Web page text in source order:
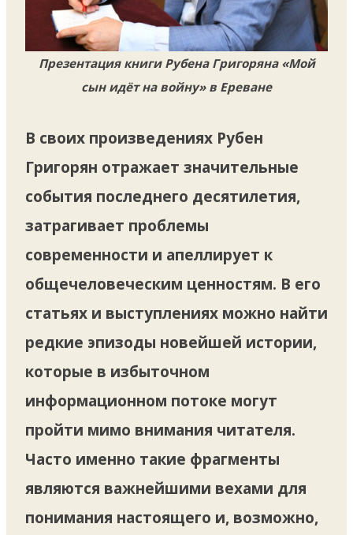
Презентация книги Рубена Григоряна «Мой
сын идёт на войну» в Ереване
В своих произведениях Рубен
Григорян отражает значительные
события последнего десятилетия,
затрагивает проблемы
современности и апеллирует к
общечеловеческим ценностям. В его
статьях и выступлениях можно найти
редкие эпизоды новейшей истории,
которые в избыточном
информационном потоке могут
пройти мимо внимания читателя.
Часто именно такие фрагменты
являются важнейшими вехами для
понимания настоящего и, возможно,